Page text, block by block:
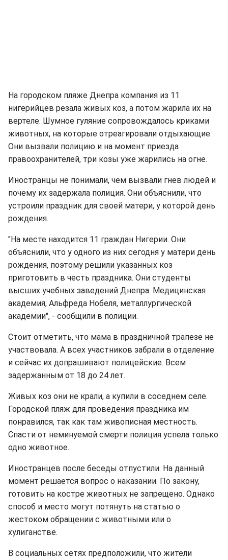
На городском пляже Днепра компания из 11
нигерийцев резала живых коз, а потом жарила их на
вертеле. Шумное гуляние сопровождалось криками
животных, на которые отреагировали отдыхающие.
Они вызвали полицию и на момент приезда
правоохранителей, три козы уже жарились на огне.
Иностранцы не понимали, чем вызвали гнев людей и
почему их задержала полиция. Они объяснили, что
устроили праздник для своей матери, у которой день
рождения.
"На месте находится 11 граждан Нигерии. Они
объяснили, что у одного из них сегодня у матери день
рождения, поэтому решили указанных коз
приготовить в честь праздника. Они студенты
высших учебных заведений Днепра: Медицинская
академия, Альфреда Нобеля, металлургической
академии", - сообщили в полиции.
Стоит отметить, что мама в праздничной трапезе не
участвовала. А всех участников забрали в отделение
и сейчас их допрашивают полицейские. Всем
задержанным от 18 до 24 лет.
Живых коз они не крали, а купили в соседнем селе.
Городской пляж для проведения праздника им
понравился, так как там живописная местность.
Спасти от неминуемой смерти полиция успела только
одно животное.
Иностранцев после беседы отпустили. На данный
момент решается вопрос о наказании. По закону,
готовить на костре животных не запрещено. Однако
способ и место могут потянуть на статью о
жестоком обращении с животными или о
хулиганстве.
В социальных сетях предположили, что жители